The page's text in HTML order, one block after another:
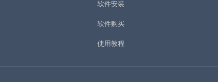
软件安装
软件购买
使用教程